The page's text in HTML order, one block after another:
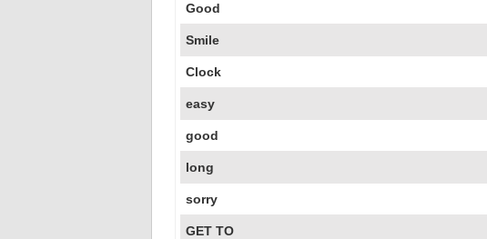
Good
Smile
Clock
easy
good
long
sorry
GET TO